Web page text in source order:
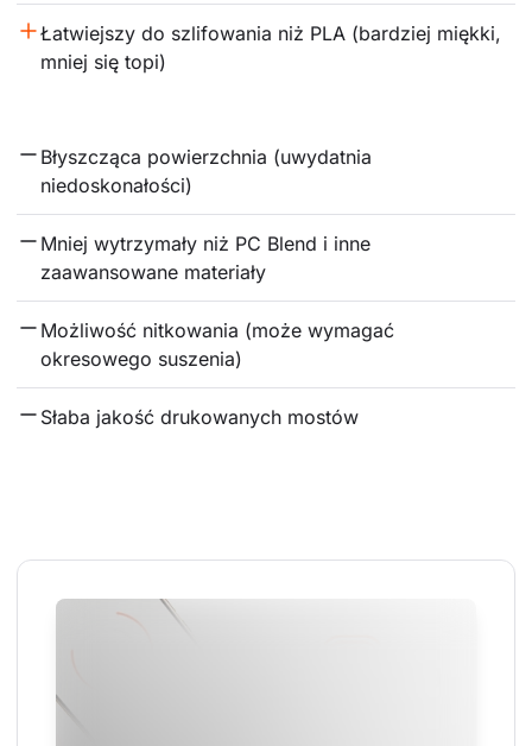
Łatwiejszy do szlifowania niż PLA (bardziej miękki,
mniej się topi)
Błyszcząca powierzchnia (uwydatnia
niedoskonałości)
Mniej wytrzymały niż PC Blend i inne
zaawansowane materiały
Możliwość nitkowania (może wymagać
okresowego suszenia)
Słaba jakość drukowanych mostów